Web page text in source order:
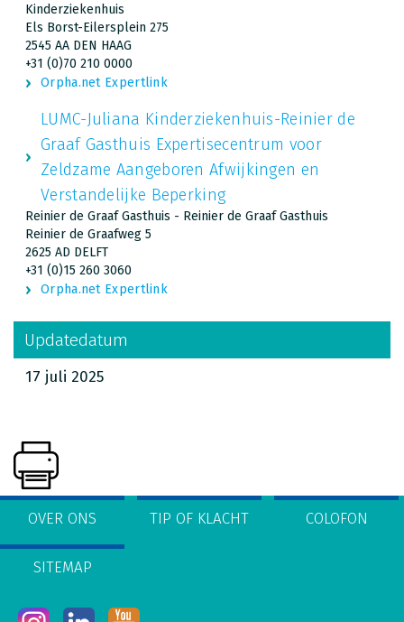
Kinderziekenhuis
Els Borst-Eilersplein 275
2545 AA DEN HAAG
+31 (0)70 210 0000
Orpha.net Expertlink
LUMC-Juliana Kinderziekenhuis-Reinier de
Graaf Gasthuis Expertisecentrum voor
Zeldzame Aangeboren Afwijkingen en
Verstandelijke Beperking
Reinier de Graaf Gasthuis - Reinier de Graaf Gasthuis
Reinier de Graafweg 5
2625 AD DELFT
+31 (0)15 260 3060
Orpha.net Expertlink
Updatedatum
17 juli 2025
OVER ONS TIP OF KLACHT COLOFON
SITEMAP